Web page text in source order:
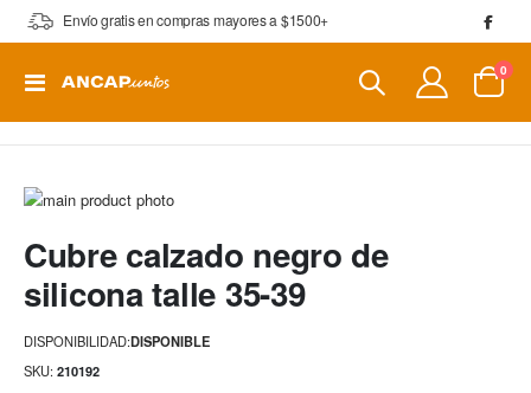
Envío gratis en compras mayores a $1500+
Toggle
Cart
0
Saltar
final
de
la
de
imágenes
al
comienzo
de
galería
de
Cubre calzado negro de
silicona talle 35-39
DISPONIBILIDAD:DISPONIBLE
SKU 210192